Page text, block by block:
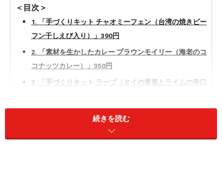
＜目次＞
1. 「手づくりキット チャオミーフェン（台湾の焼きビー
フン干しえび入り）」390円
2. 「素材を生かしたカレー プラウンモイリー（海老のコ
コナッツカレー）」350円
3. 「手づくりキット ラープ（タイの香菜とライムの辛口
1. 「手づくりキット チャオミーフェン（台
続きを読む